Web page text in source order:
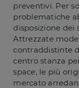
preventivi. Per
problematiche
disposizione dei
Attrezzate
contraddistinte
centro stanza
space, le più
mercato